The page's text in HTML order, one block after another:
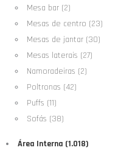
Mesa bar (2)
Mesas de centro (23)
Mesas de jantar (30)
Mesas laterais (27)
Namoradeiras (2)
Poltronas (42)
Puffs (11)
Sofás (38)
Área Interna (1.018)